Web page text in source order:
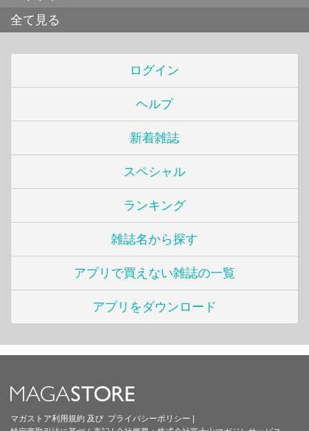
全て見る
ログイン
ヘルプ
新着雑誌
スペシャル
ランキング
雑誌名から探す
アプリで買えない雑誌の一覧
アプリをダウンロード
マガストア利用規約 及び プライバシーポリシー